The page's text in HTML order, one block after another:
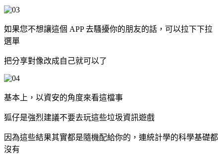
如果您不想讓這個 APP 去騷擾你的朋友的話，可以拉下下拉
選單
把分享對像改成自己就可以了
基本上，以資安的角度來看這檔事
狐仔是強烈建議不要去玩這些垃圾資訊遊戲
因為這些結果其實都是隨機配給你的，連統計學的科學基礎都
沒有